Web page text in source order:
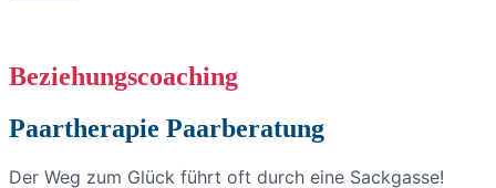
Beziehungscoaching
Paartherapie Paarberatung
Der Weg zum Glück führt oft durch eine Sackgasse!